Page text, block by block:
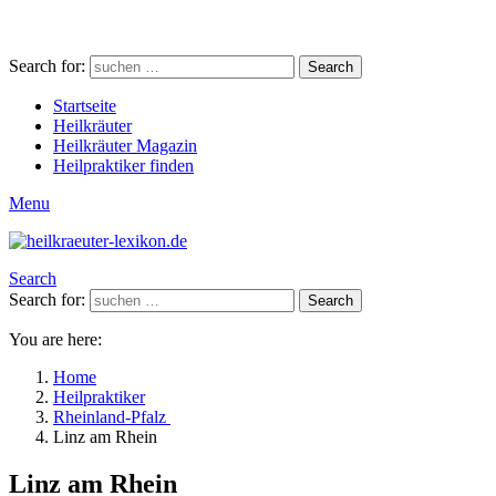
Search for: Search
Startseite
Heilkräuter
Heilkräuter Magazin
Heilpraktiker finden
Menu
Search
Search for:
Search
You are here:
Home
Heilpraktiker
Rheinland-Pfalz
Linz am Rhein
Linz am Rhein